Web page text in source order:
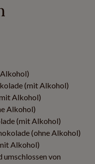
(mit Alkohol)
Alkohol)
Alkohol)
(mit Alkohol)
(ohne Alkohol)
Alkohol)
umschlossen von